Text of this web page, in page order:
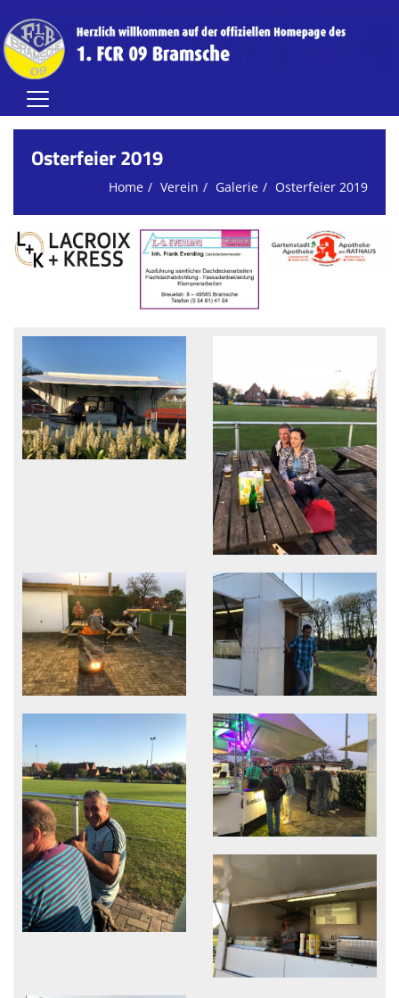
Home
Herren
Jugend (A-C)
Verein
FCR-Clubhaus
Sponsoren
Trainingszeiten
Osterfeier 2019
Home Verein Galerie Osterfeier 2019